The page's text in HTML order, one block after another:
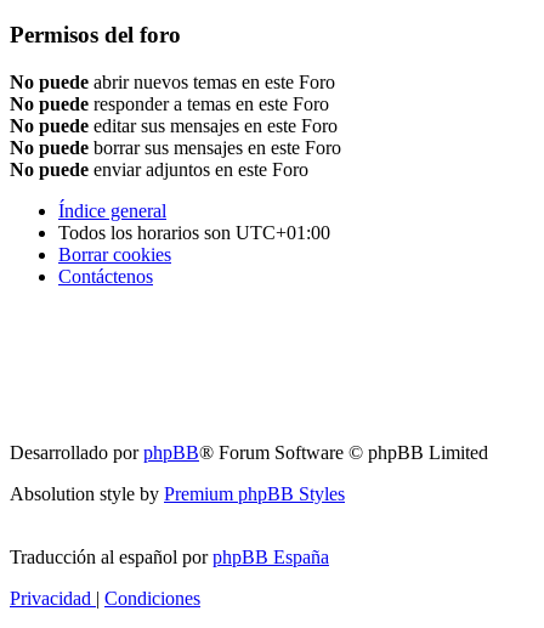
Permisos del foro
No puede abrir nuevos temas en este Foro
No puede responder a temas en este Foro
No puede editar sus mensajes en este Foro
No puede borrar sus mensajes en este Foro
No puede enviar adjuntos en este Foro
Índice general
Todos los horarios son UTC+01:00
Borrar cookies
Contáctenos
Desarrollado porphpBB® Forum Software © phpBB Limited
Absolution style by Premium phpBB Styles
Traducción al español porphpBB España
Privacidad | Condiciones